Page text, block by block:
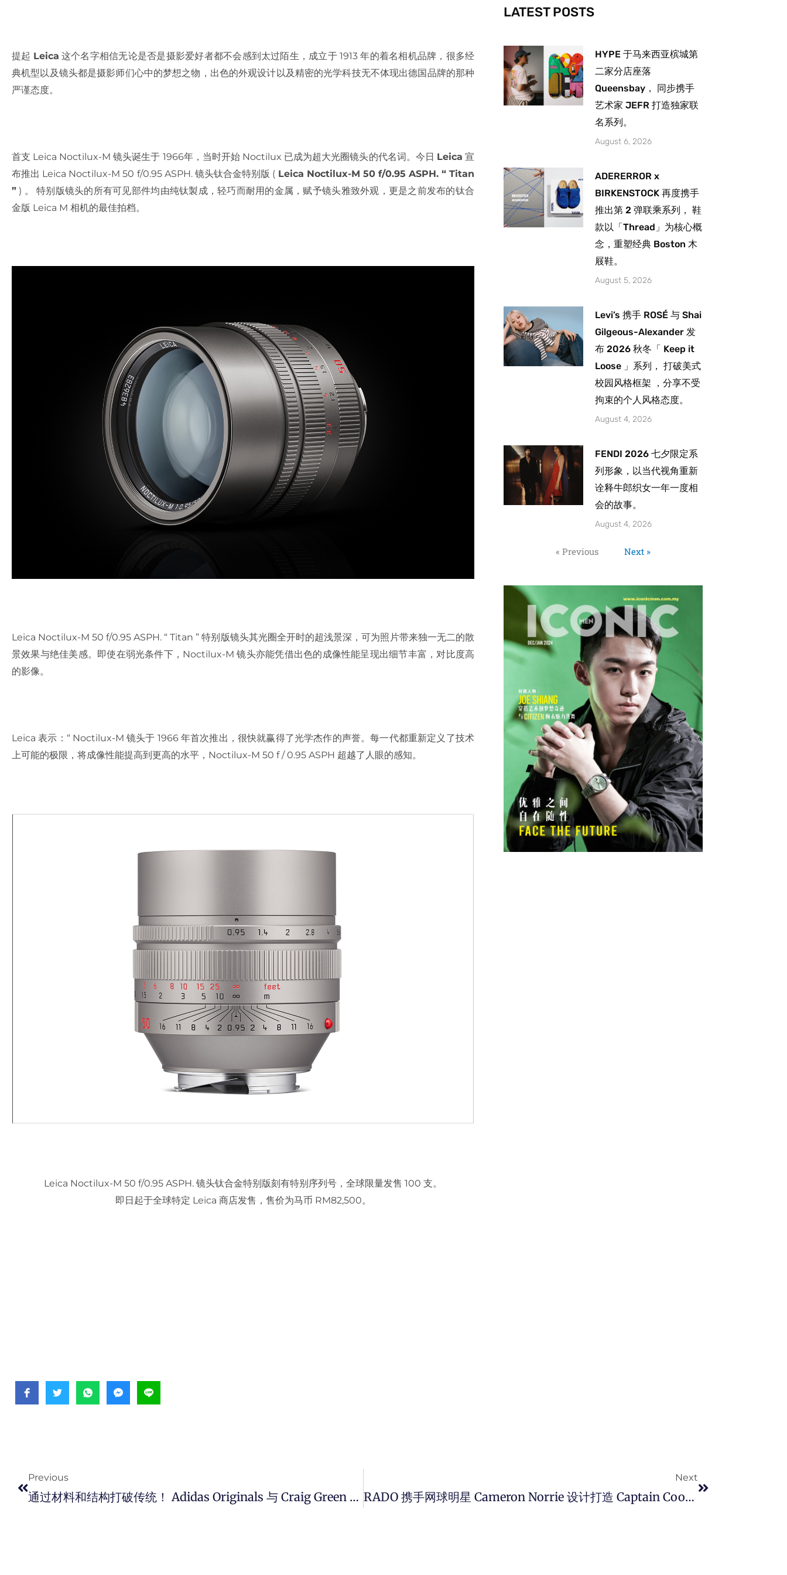
提起 Leica 这个名字相信无论是否是摄影爱好者都不会感到太过陌生，成立于 1913 年的着名相机品牌，很多经
典机型以及镜头都是摄影师们心中的梦想之物，出色的外观设计以及精密的光学科技无不体现出德国品牌的那种
严谨态度。
首支 Leica Noctilux-M 镜头诞生于 1966年，当时开始 Noctilux 已成为超大光圈镜头的代名词。今日 Leica 宣
布推出 Leica Noctilux-M 50 f/0.95 ASPH. 镜头钛合金特别版 ( Leica Noctilux-M 50 f/0.95 ASPH. “ Titan
” ) 。 特别版镜头的所有可见部件均由纯钛製成，轻巧而耐用的金属，赋予镜头雅致外观，更是之前发布的钛合
金版 Leica M 相机的最佳拍档。
Leica Noctilux-M 50 f/0.95 ASPH. “ Titan ” 特别版镜头其光圈全开时的超浅景深，可为照片带来独一无二的散
景效果与绝佳美感。即使在弱光条件下，Noctilux-M 镜头亦能凭借出色的成像性能呈现出细节丰富，对比度高
的影像。
Leica 表示：“ Noctilux-M 镜头于 1966 年首次推出，很快就赢得了光学杰作的声誉。每一代都重新定义了技术
上可能的极限，将成像性能提高到更高的水平，Noctilux-M 50 f / 0.95 ASPH 超越了人眼的感知。
Leica Noctilux-M 50 f/0.95 ASPH. 镜头钛合金特别版刻有特别序列号，全球限量发售 100 支。
即日起于全球特定 Leica 商店发售，售价为马币 RM82,500。
-
f
m
LATEST POSTS
HYPE 于马来西亚槟城第
二家分店座落
Queensbay， 同步携手
艺术家 JEFR 打造独家联
名系列。
August 6, 2026
ADERERROR x
BIRKENSTOCK 再度携手
推出第 2 弹联乘系列， 鞋
款以「Thread」为核心概
念，重塑经典 Boston 木
屐鞋。
August 5, 2026
Levi’s 携手 ROSÉ 与 Shai
Gilgeous-Alexander 发
布 2026 秋冬「 Keep it
Loose 」系列， 打破美式
校园风格框架 ，分享不受
拘束的个人风格态度。
August 4, 2026
FENDI 2026 七夕限定系
列形象，以当代视角重新
诠释牛郎织女一年一度相
会的故事。
August 4, 2026
« Previous Next »
Previous
通过材料和结构打破传统！ Adidas Originals 与 Craig Green 携手为 Stan Smith 打造联名鞋款。
Next
RADO 携手网球明星 Cameron Norrie 设计打造 Captain Cook 库克船长 X Cameron Norrie 限量版表款。